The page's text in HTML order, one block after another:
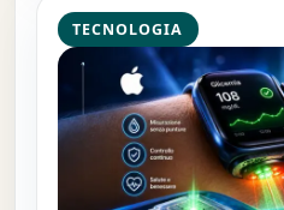
TECNOLOGIA